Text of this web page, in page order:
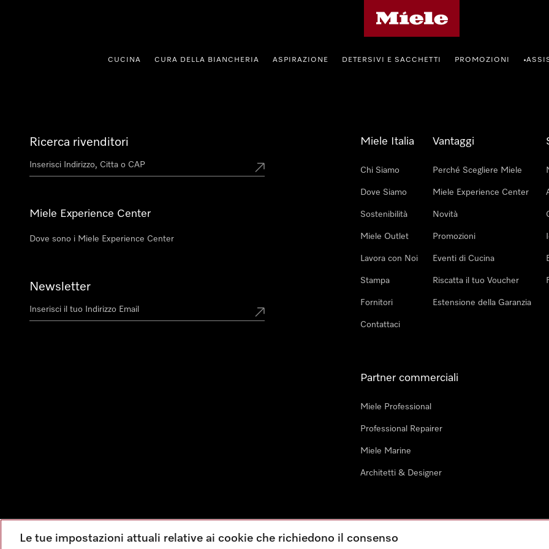
CUCINA CURA DELLA BIANCHERIA ASPIRAZIONE DETERSIVI E SACCHETTI PROMOZIONI •
Ricerca rivenditori
Miele Experience Center
Dove sono i Miele Experience Center
Newsletter
Miele Italia
Chi Siamo
Dove Siamo
Sostenibilità
Miele Outlet
Lavora con Noi
Stampa
Fornitori
Contattaci
Vantaggi
Perché Scegliere Miele
Miele Experience Center
Novità
Promozioni
Eventi di Cucina
Riscatta il tuo Voucher
Estensione della Garanzia
Partner commerciali
Miele Professional
Professional Repairer
Miele Marine
Architetti & Designer
Le tue impostazioni attuali relative ai cookie che richiedono il consenso